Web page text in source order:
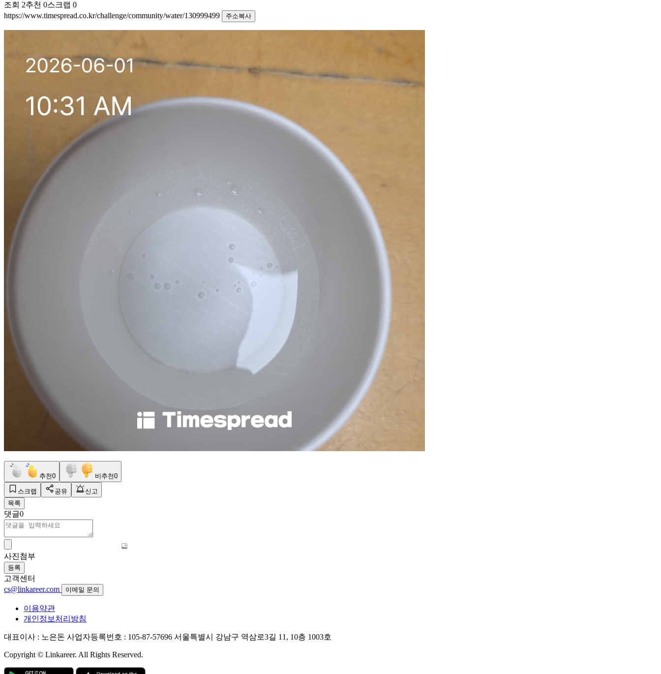
조회 2추천 0스크랩 0
https://www.timespread.co.kr/challenge/community/water/130999499
주소복사
추천0 비추천0
스크랩 공유
신고
목록
댓글0
사진첨부
등록
고객센터
cs@linkareer.com
이메일 문의
이용약관
개인정보처리방침
대표이사 : 노은돈 사업자등록번호 : 105-87-57696 서울특별시 강남구 역삼로3길 11, 10층 1003호
Copyright © Linkareer. All Rights Reserved.